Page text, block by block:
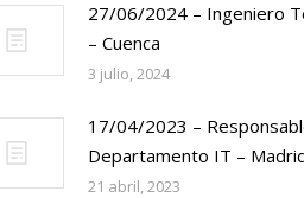
27/06/2024 – Ingeniero
– Cuenca
3 julio, 2024
17/04/2023 –
Departamento IT –
21 abril, 2023